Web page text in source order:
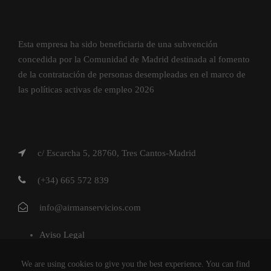
Esta empresa ha sido beneficiaria de una subvención
concedida por la Comunidad de Madrid destinada al fomento
de la contratación de personas desempleadas en el marco de
las políticas activas de empleo 2026
c/ Escarcha 5, 28760, Tres Cantos-Madrid
(+34) 665 572 839
info@airmanservicios.com
Aviso Legal
Política de Cookies
We are using cookies to give you the best experience. You can find